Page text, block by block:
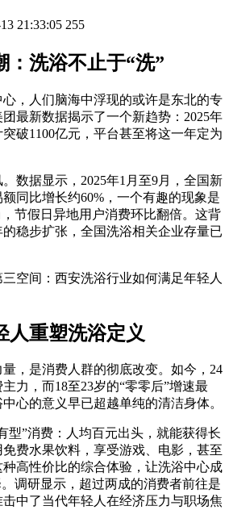
21:33:05 255
：洗浴不止于“洗”
，人们脑海中浮现的或许是东北的专
最新数据揭示了一个新趋势：2025年
破1100亿元，平台甚至将这一年定为
数据显示，2025年1月至9月，全国新
同比增长约60%，一个有趣的现象是
节假日异地用户消费环比翻倍。这背
稳步扩张，全国洗浴相关企业存量已
人重塑洗浴定义
，是消费人群的彻底改变。如今，24
力，而18至23岁的“零零后”增速最
心的意义早已超越单纯的清洁身体。
型”消费：人均百元出头，就能获得长
费水果饮料，享受游戏、电影，甚至
高性价比的综合体验，让洗浴中心成
调研显示，超过两成的消费者前往是
中了当代年轻人在经济压力与职场焦